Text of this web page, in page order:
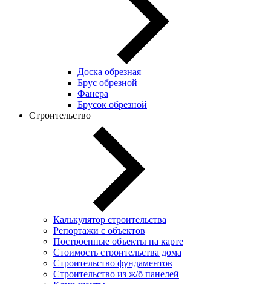
Доска обрезная
Брус обрезной
Фанера
Брусок обрезной
Строительство
Калькулятор строительства
Репортажи с объектов
Построенные объекты на карте
Стоимость строительства дома
Строительство фундаментов
Строительство из ж/б панелей